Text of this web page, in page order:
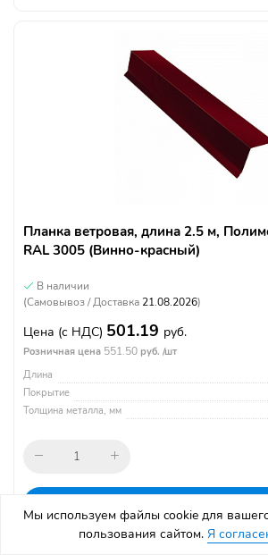
Планка ветровая, длина 2.5 м,
RAL 3005 (Винно-красный)
В наличии
(Самовывоз / Доставка 21.08.2026)
Цена (с НДС) 501.19 руб.
Розничная цена 551.50 руб. /шт
Длина
Покрытие
Толщина металла, мм
Мы используем файлы cookie для
пользования сайтом. Я